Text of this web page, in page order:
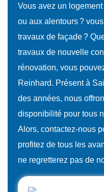
Vous avez un
ou aux alentours ?
travaux de façade ?
travaux de nouvelle
rénovation, vous
Reinhard. Présent à
des années, nous
disponibilité pour tous
Alors, contactez-nous
profitez de tous les
ne regretterez pas de